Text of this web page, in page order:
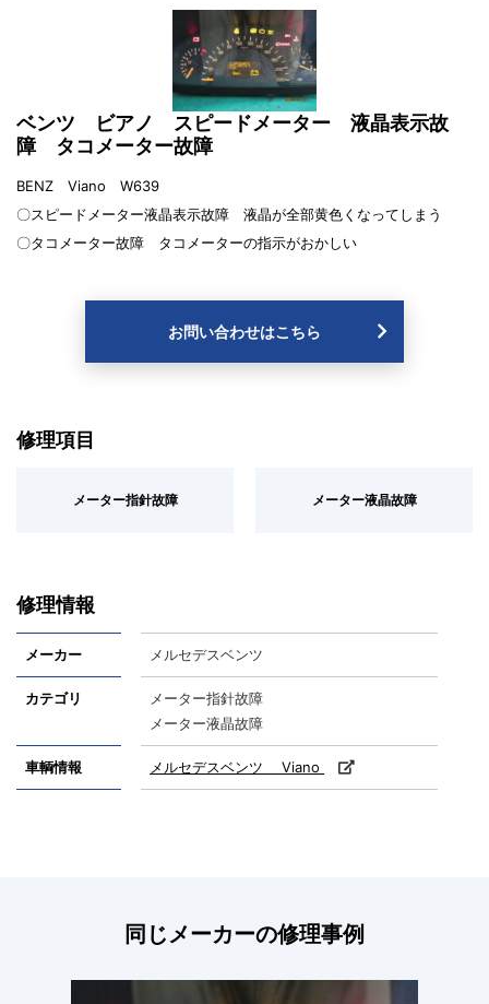
ベンツ ビアノ スピードメーター 液晶表示故
障 タコメーター故障
BENZ Viano W639
〇スピードメーター液晶表示故障 液晶が全部黄色くなってしまう
〇タコメーター故障 タコメーターの指示がおかしい
お問い合わせはこちら
修理項目
メーター指針故障 メーター液晶故障
修理情報
メーカー メルセデスベンツ
カテゴリ
メーター指針故障
メーター液晶故障
車輌情報 メルセデスベンツ Viano
同じメーカーの修理事例